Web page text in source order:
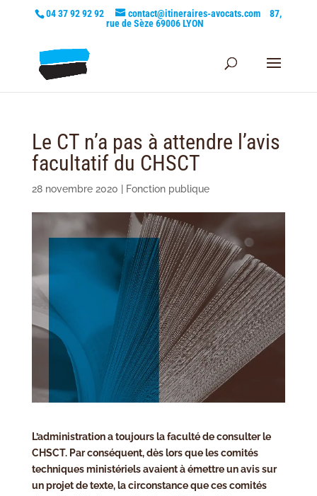
04 37 92 92 92 contact@itineraires-avocats.com
87,
rue de Sèze 69006 LYON
Le CT n’a pas à attendre l’avis
facultatif du CHSCT
28 novembre 2020 Fonction publique
L’administration a toujours la faculté de consulter le
CHSCT. Par conséquent, dès lors que les comités
techniques ministériels avaient à émettre un avis sur
un projet de texte, la circonstance que ces comités